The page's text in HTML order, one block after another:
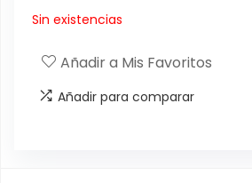
Sin existencias
Añadir a Mis Favoritos
Añadir para comparar